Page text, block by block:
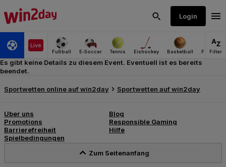
Es gibt keine Details zu diesem Event. Eventuell ist es bereits
beendet.